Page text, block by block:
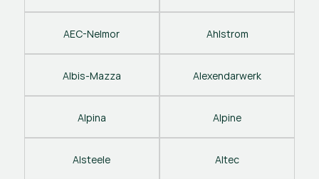
AEC-Nelmor Ahlstrom
Albis-Mazza Alexendarwerk
Alpina Alpine
Alsteele Altec